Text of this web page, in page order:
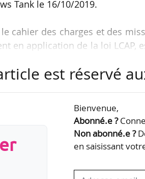
Tank le 16/10/2019.
cahier des charges et des
en application de la loi LCAP,
le projet présente un intérêt
Bretagne a pour directeur
Marc Feldman.
est réservé
Bienvenue,
Abonné.e ?
Non abonné.e ?
en saisissant